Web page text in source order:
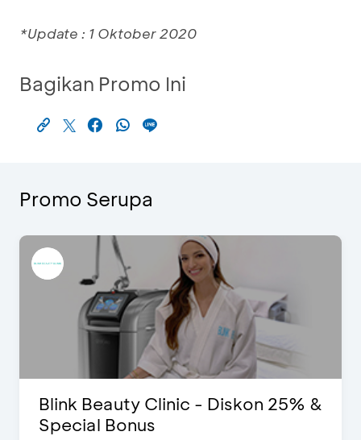
*Update : 1 Oktober 2020
Bagikan Promo Ini
Promo Serupa
Blink Beauty Clinic - Diskon 25% &
Special Bonus